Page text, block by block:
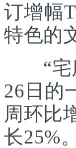
订增幅
特色的
“宅度
26日的
周环比
长25%